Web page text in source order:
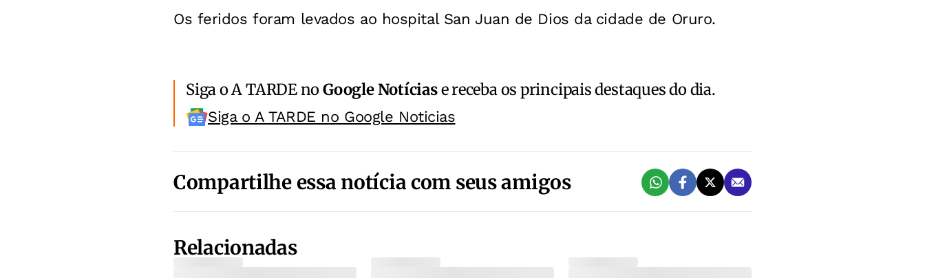
Os feridos foram levados ao hospital San Juan de Dios da cidade de Oruro.
Siga o A TARDE noGoogle Notíciase receba os principais destaques do dia.
Siga o A TARDE no Google Noticias
Compartilhe essa notícia com seus amigos
Relacionadas